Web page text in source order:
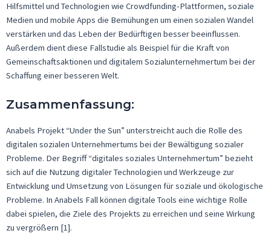
Hilfsmittel und Technologien wie Crowdfunding-Plattformen, soziale
Medien und mobile Apps die Bemühungen um einen sozialen Wandel
verstärken und das Leben der Bedürftigen besser beeinflussen.
Außerdem dient diese Fallstudie als Beispiel für die Kraft von
Gemeinschaftsaktionen und digitalem Sozialunternehmertum bei der
Schaffung einer besseren Welt.
Zusammenfassung:
Anabels Projekt “Under the Sun” unterstreicht auch die Rolle des
digitalen sozialen Unternehmertums bei der Bewältigung sozialer
Probleme. Der Begriff “digitales soziales Unternehmertum” bezieht
sich auf die Nutzung digitaler Technologien und Werkzeuge zur
Entwicklung und Umsetzung von Lösungen für soziale und ökologische
Probleme. In Anabels Fall können digitale Tools eine wichtige Rolle
dabei spielen, die Ziele des Projekts zu erreichen und seine Wirkung
zu vergrößern [1].